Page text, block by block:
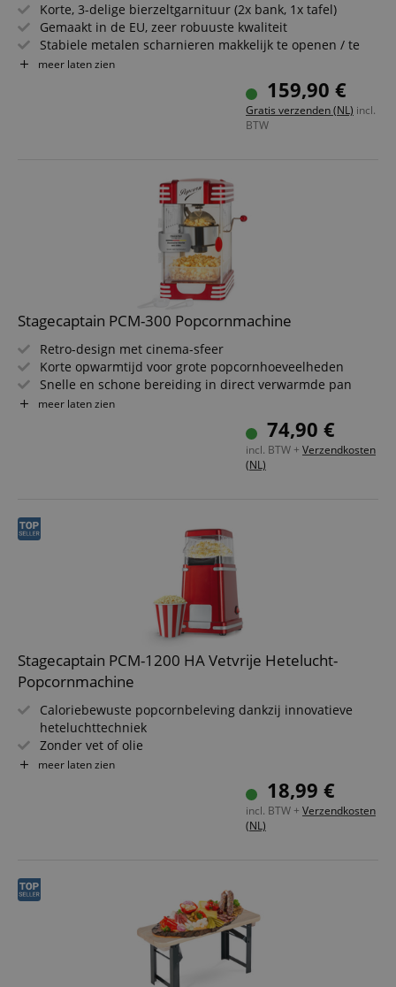
Korte, 3-delige bierzeltgarnituur (2x bank, 1x tafel)
Gemaakt in de EU, zeer robuuste kwaliteit
Stabiele metalen scharnieren makkelijk te openen / te
sluiten
Eenvoudig opvouwbaar, dus makkelijk op te bergen en te
meer laten zien
159,90 €
Gratis verzenden (NL) incl.
BTW
Stagecaptain PCM-300 Popcornmachine
Retro-design met cinema-sfeer
Korte opwarmtijd voor grote popcornhoeveelheden
Snelle en schone bereiding in direct verwarmde pan
Helemaal makkelijk popcorn maken dankzij handige
Probleemloze reiniging door afzonderlijk uitneembare
Decoratieve binnenverlichting zet popcorn prachtig in
meer laten zien
74,90 €
incl. BTW + Verzendkosten
(NL)
Stagecaptain PCM-1200 HA Vetvrije Hetelucht-
Popcornmachine
Caloriebewuste popcornbeleving dankzij innovatieve
heteluchttechniek
Zonder vet of olie
1200 watt vermogen zorgt voor ultrasnelle bereiding in
Retrodesign en bioscoopgevoel voor filmliefhebbers
Slimme, geïntegreerde portioneerhulp
meer laten zien
18,99 €
incl. BTW + Verzendkosten
(NL)